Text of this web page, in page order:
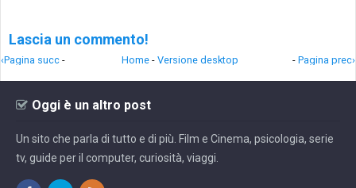
Lascia un commento!
‹Pagina succ - - Pagina prec›
Home - Versione desktop
Oggi è un altro post
Un sito che parla di tutto e di più. Film e Cinema, psicologia, serie
tv, guide per il computer, curiosità, viaggi.